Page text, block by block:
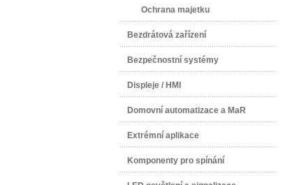
Ochrana majetku
Bezdrátová zařízení
Bezpečnostní systémy
Displeje / HMI
Domovní automatizace a MaR
Extrémní aplikace
Komponenty pro spínání